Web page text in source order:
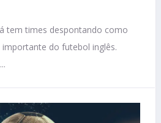
tem times despontando como
do futebol inglês.